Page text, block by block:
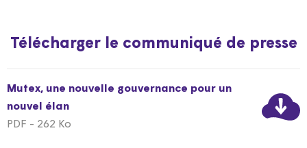
Télécharger le communiqué de presse
Mutex, une nouvelle gouvernance pour un
nouvel élan
PDF - 262 Ko